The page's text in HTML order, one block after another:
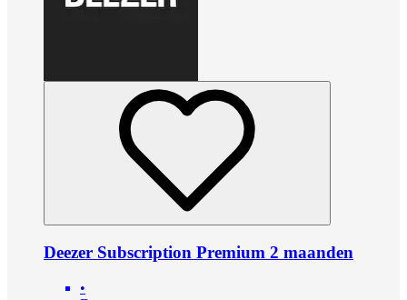
Deezer Subscription Premium 2 maanden
•